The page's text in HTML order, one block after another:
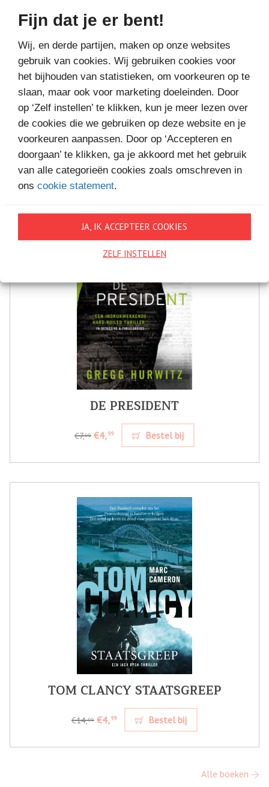
Fijn dat je er bent!
Wij, en derde partijen, maken op onze websites
gebruik van cookies. Wij gebruiken cookies voor
het bijhouden van statistieken, om voorkeuren op te
slaan, maar ook voor marketing doeleinden. Door
op ‘Zelf instellen’ te klikken, kun je meer lezen over
de cookies die we gebruiken op deze website en je
voorkeuren aanpassen. Door op ‘Accepteren en
doorgaan’ te klikken, ga je akkoord met het gebruik
van alle categorieën cookies zoals omschreven in
ons cookie statement.
JA, IK ACCEPTEER COOKIES
ZELF INSTELLEN
Bestel bij
MEER BOEKEN VAN
VAKANTIELEZEN
DE PRESIDENT
€7,99 €4,99 Bestel bij
TOM CLANCY STAATSGREEP
€14,99 €4,99 Bestel bij
Alle boeken